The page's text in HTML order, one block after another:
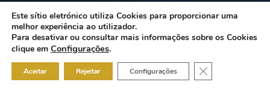
Fale Connosco
Solicite um mapeamento regulatório personalizado ou
esclareça as suas dúvidas com os nossos especialistas.
Este sítio eletrónico utiliza Cookies para proporcionar uma
melhor experiência ao utilizador.
Para desativar ou consultar mais informações sobre os Cookies
clique em Configurações.
Aceitar Rejeitar Configurações Close GDPR